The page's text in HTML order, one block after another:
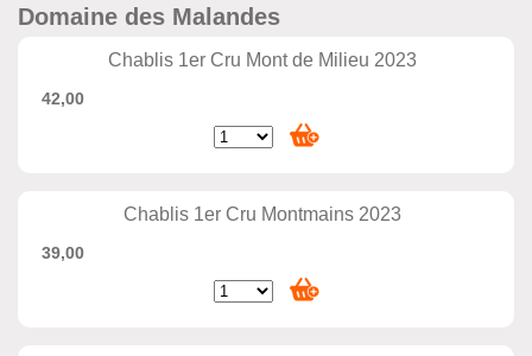
Domaine des Malandes
Chablis 1er Cru Mont de Milieu 2023
42,00
Chablis 1er Cru Montmains 2023
39,00